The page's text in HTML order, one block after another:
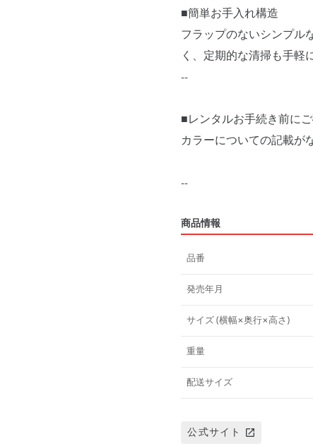
■簡単お手入れ構造
フラップのないシンプル
く、定期的な清掃も手軽
--
■レンタルお手続き前にご
カラーについての記載が
商品情報
品番
発売年月
サイズ (横幅×奥行×高さ)
重量
配送サイズ
公式サイト